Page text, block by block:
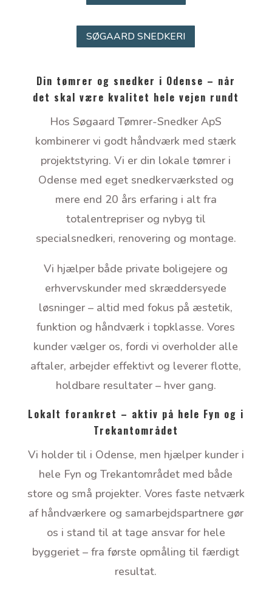
SØGAARD SNEDKERI
Din tømrer og snedker i Odense – når
det skal være kvalitet hele vejen rundt
Hos Søgaard Tømrer-Snedker ApS
kombinerer vi godt håndværk med stærk
projektstyring. Vi er din lokale tømrer i
Odense med eget snedkerværksted og
mere end 20 års erfaring i alt fra
totalentrepriser og nybyg til
specialsnedkeri, renovering og montage.
Vi hjælper både private boligejere og
erhvervskunder med skræddersyede
løsninger – altid med fokus på æstetik,
funktion og håndværk i topklasse. Vores
kunder vælger os, fordi vi overholder alle
aftaler, arbejder effektivt og leverer flotte,
holdbare resultater – hver gang.
Lokalt forankret – aktiv på hele Fyn og i
Trekantområdet
Vi holder til i Odense, men hjælper kunder i
hele Fyn og Trekantområdet med både
store og små projekter. Vores faste netværk
af håndværkere og samarbejdspartnere gør
os i stand til at tage ansvar for hele
byggeriet – fra første opmåling til færdigt
resultat.